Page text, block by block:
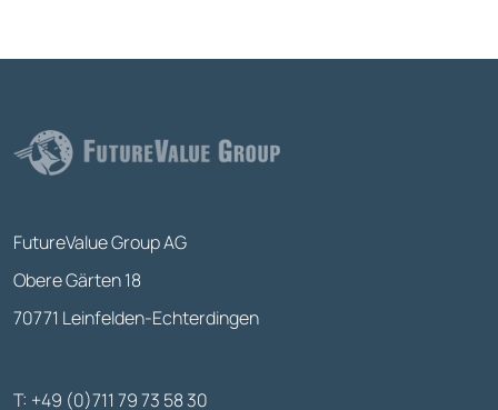
FutureValue Group AG
Obere Gärten 18
70771 Leinfelden-Echterdingen
T: +49 (0)711 79 73 58 30